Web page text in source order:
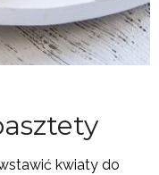
kwiaty do